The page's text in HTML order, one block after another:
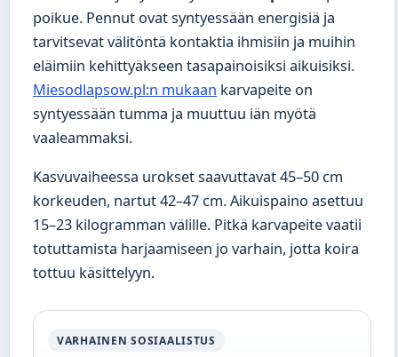
poikue. Pennut ovat syntyessään energisiä ja
tarvitsevat välitöntä kontaktia ihmisiin ja muihin
eläimiin kehittyäkseen tasapainoisiksi aikuisiksi.
Miesodlapsow.pl:n mukaan karvapeite on
syntyessään tumma ja muuttuu iän myötä
vaaleammaksi.
Kasvuvaiheessa urokset saavuttavat 45–50 cm
korkeuden, nartut 42–47 cm. Aikuispaino asettuu
15–23 kilogramman välille. Pitkä karvapeite vaatii
totuttamista harjaamiseen jo varhain, jotta koira
tottuu käsittelyyn.
VARHAINEN SOSIAALISTUS